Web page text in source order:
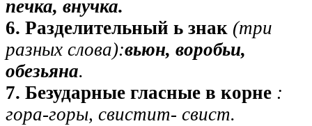
печка, внучка.
6. Разделительный ь знак (три
разных слова):вьюн, воробьи,
обезьяна.
7. Безударные гласные в корне :
гора-горы, свистит- свист.